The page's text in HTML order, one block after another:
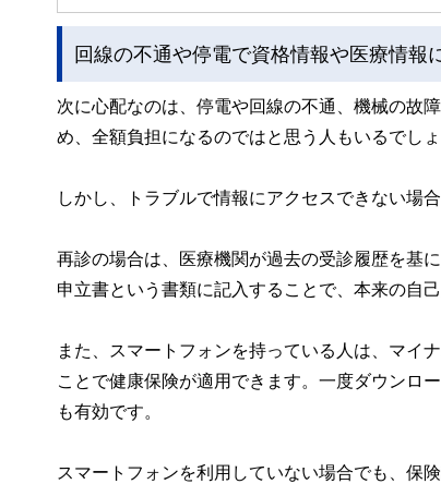
回線の不通や停電で資格情報や医療情報
次に心配なのは、停電や回線の不通、機械の故
め、全額負担になるのではと思う人もいるでしょ
しかし、トラブルで情報にアクセスできない場
再診の場合は、医療機関が過去の受診履歴を基
申立書という書類に記入することで、本来の自
また、スマートフォンを持っている人は、マイ
ことで健康保険が適用できます。一度ダウンロ
も有効です。
スマートフォンを利用していない場合でも、保